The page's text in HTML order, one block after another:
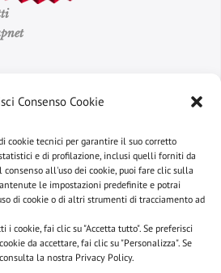
Consenso Cookie
cookie tecnici per garantire il suo corretto
e di profilazione, inclusi quelli forniti da
consenso all'uso dei cookie, puoi fare clic sulla
le impostazioni predefinite e potrai
di cookie o di altri strumenti di tracciamento ad
i cookie, fai clic su "Accetta tutto". Se preferisci
da accettare, fai clic su "Personalizza". Se
la nostra Privacy Policy.
subito disponibili